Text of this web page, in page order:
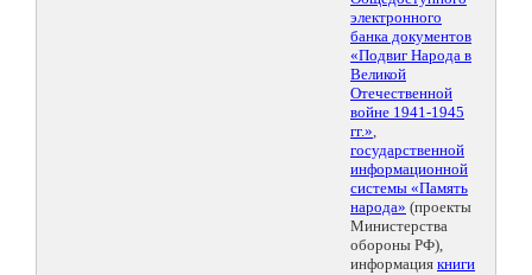
электронного
банка документов
«Подвиг Народа в
Великой
Отечественной
войне 1941-1945
гг.»,
государственной
информационной
системы «Память
народа» (проекты
Министерства
обороны РФ),
информация книги